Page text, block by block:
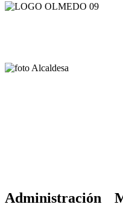
Administración